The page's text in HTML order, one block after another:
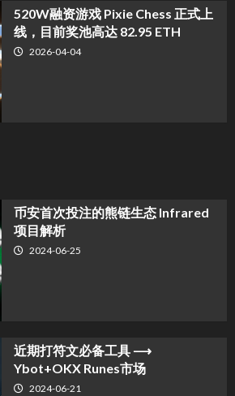
520W融资游戏 Pixie Chess 正式上
线，目前奖池高达 82.95 ETH
2026-04-04
币安首次投注的熊链生态 Infrared
项目解析
2024-06-25
近期打符文必备工具 ⟶
Ybot+OKX Runes市场
2024-06-21